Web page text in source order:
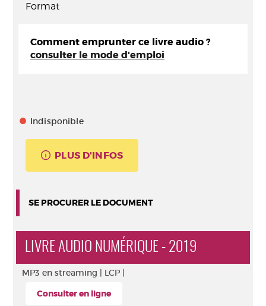
Format
Comment emprunter ce livre audio ?
consulter le mode d'emploi
Indisponible
PLUS D'INFOS
SE PROCURER LE DOCUMENT
LIVRE AUDIO NUMÉRIQUE - 2019
MP3 en streaming | LCP |
Consulter en ligne